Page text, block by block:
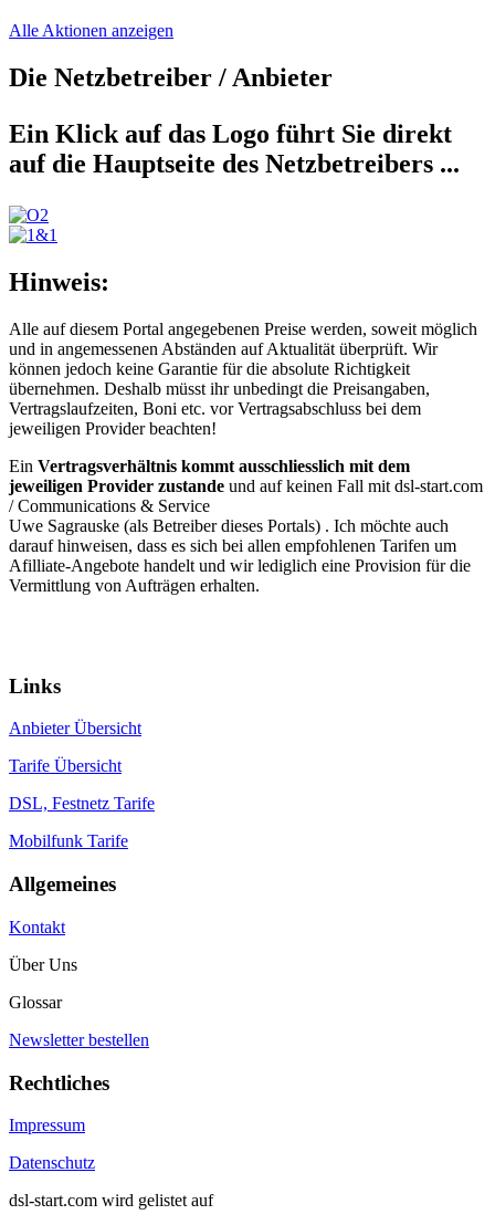
Alle Aktionen anzeigen
Die Netzbetreiber / Anbieter
Ein Klick auf das Logo führt Sie direkt
auf die Hauptseite des Netzbetreibers ...
Hinweis:
Alle auf diesem Portal angegebenen Preise werden, soweit möglich
und in angemessenen Abständen auf Aktualität überprüft. Wir
können jedoch keine Garantie für die absolute Richtigkeit
übernehmen. Deshalb müsst ihr unbedingt die Preisangaben,
Vertragslaufzeiten, Boni etc. vor Vertragsabschluss bei dem
jeweiligen Provider beachten!
Ein Vertragsverhältnis kommt ausschliesslich mit dem
jeweiligen Provider zustande und auf keinen Fall mit dsl-start.com
/Communications & Service
Uwe Sagrauske (als Betreiber dieses Portals) . Ich möchte auch
darauf hinweisen, dass es sich bei allen empfohlenen Tarifen um
Afilliate-Angebote handelt und wir lediglich eine Provision für die
Vermittlung von Aufträgen erhalten.
Links
Anbieter Übersicht
Tarife Übersicht
DSL, Festnetz Tarife
Mobilfunk Tarife
Allgemeines
Kontakt
Über Uns
Glossar
Newsletter bestellen
Rechtliches
Impressum
Datenschutz
dsl-start.com wird gelistet auf